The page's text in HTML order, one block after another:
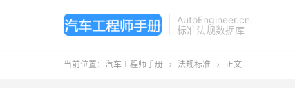
AutoEngineer.cn
标准法规数据库
当前位置： 汽车工程师手册  法规标准  正文